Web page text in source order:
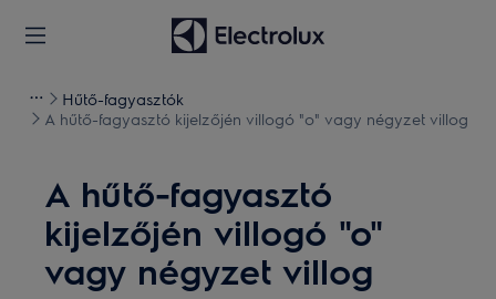
Hűtő-fagyasztók
A hűtő-fagyasztó kijelzőjén villogó "o" vagy négyzet villog
A hűtő-fagyasztó
kijelzőjén villogó "o"
vagy négyzet villog